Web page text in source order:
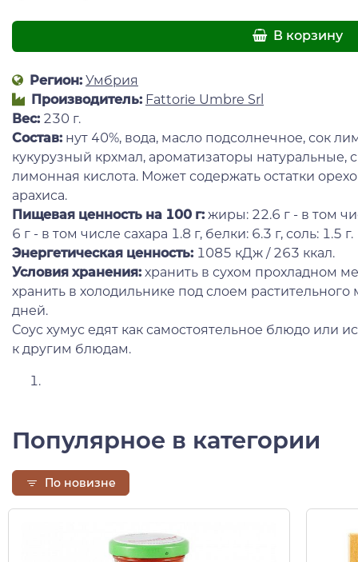
В корзину
Регион: Умбрия
Производитель: Fattorie Umbre Srl
Вес: 230 г.
Состав: нут 40%, вода, масло подсолнечное, сок
кукурузный крхмал, ароматизаторы натуральные,
лимонная кислота. Может содержать остатки
арахиса.
Пищевая ценность на 100 г: жиры: 22.6 г - в том
6 г - в том числе сахара 1.8 г, белки: 6.3 г, соль: 1.5 г.
Энергетическая ценность: 1085 кДж / 263 ккал.
Условия хранения: хранить в сухом прохладном
хранить в холодильнике под слоем
дней.
Соус хумус едят как самостоятельное блюдо или
к другим блюдам.
Популярное в категории
По новизне